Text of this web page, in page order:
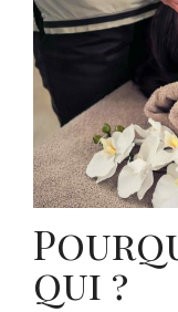
qui ?